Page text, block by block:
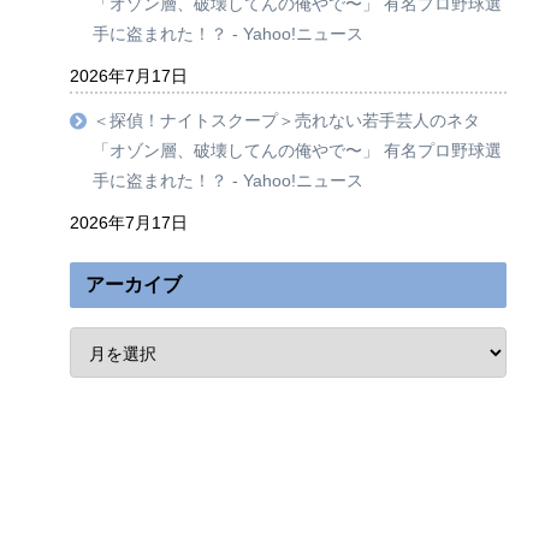
「オゾン層、破壊してんの俺やで〜」 有名プロ野球選
手に盗まれた！？ - Yahoo!ニュース
2026年7月17日
＜探偵！ナイトスクープ＞売れない若手芸人のネタ
「オゾン層、破壊してんの俺やで〜」 有名プロ野球選
手に盗まれた！？ - Yahoo!ニュース
2026年7月17日
アーカイブ